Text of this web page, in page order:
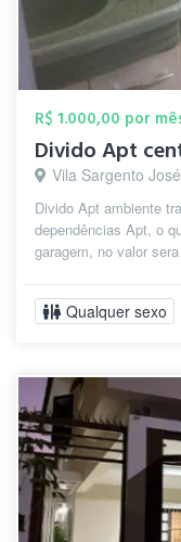
R$ 1.000,00 por
Divido Apt
Vila Sargento
Divido Apt ambiente
dependências Apt, o
garagem, no valor
Qualquer sexo